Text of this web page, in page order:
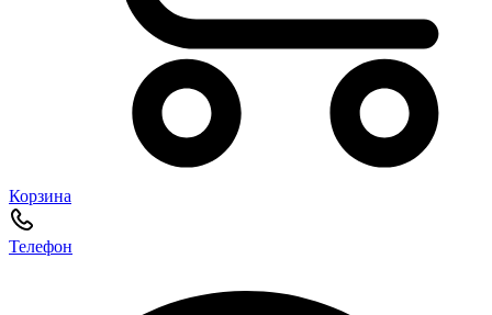
Корзина
Телефон